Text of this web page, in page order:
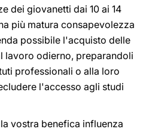
dei giovanetti dai 10 ai 14
più matura consapevolezza
possibile l'acquisto delle
lavoro odierno, preparandoli
professionali o alla loro
l'accesso agli studi
vostra benefica influenza